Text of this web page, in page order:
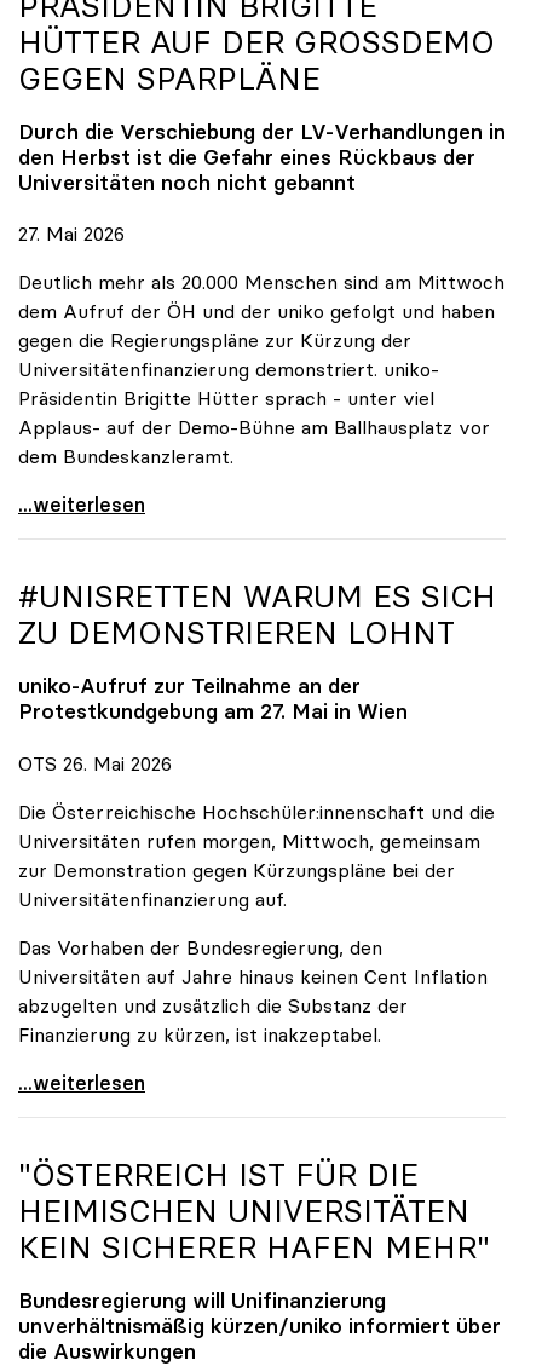
HÜTTER AUF DER GROSSDEMO G
EGEN SPARPLÄNE
Durch die Verschiebung der LV-Verhandlungen in
den Herbst ist die Gefahr eines Rückbaus der
Universitäten noch nicht gebannt
27. Mai 2026
Deutlich mehr als 20.000 Menschen sind am Mittwoch
dem Aufruf der ÖH und der uniko gefolgt und haben
gegen die Regierungspläne zur Kürzung der
Universitätenfinanzierung demonstriert. uniko-
Präsidentin Brigitte Hütter sprach - unter viel
Applaus- auf der Demo-Bühne am Ballhausplatz vor
dem Bundeskanzleramt.
\"Wir nehmen es nicht hin\": Rede von
...weiterlesen
#UNISRETTEN WARUM ES SICH
ZU DEMONSTRIEREN LOHNT
uniko-Aufruf zur Teilnahme an der
Protestkundgebung am 27. Mai in Wien
OTS 26. Mai 2026
Die Österreichische Hochschüler:innenschaft und die
Universitäten rufen morgen, Mittwoch, gemeinsam
zur Demonstration gegen Kürzungspläne bei der
Universitätenfinanzierung auf.
Das Vorhaben der Bundesregierung, den
Universitäten auf Jahre hinaus keinen Cent Inflation
abzugelten und zusätzlich die Substanz der
Finanzierung zu kürzen, ist inakzeptabel.
#UnisRetten Warum es sich zu demonstrieren lohnt
...weiterlesen
"ÖSTERREICH IST FÜR DIE
HEIMISCHEN UNIVERSITÄTEN
KEIN SICHERER HAFEN MEHR"
Bundesregierung will Unifinanzierung
unverhältnismäßig kürzen/uniko informiert über
die Auswirkungen